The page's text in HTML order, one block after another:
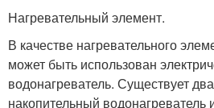
Нагревательный элемент.
В качестве нагревательного
может быть использован
водонагреватель. Существует
накопительный водонагреватель